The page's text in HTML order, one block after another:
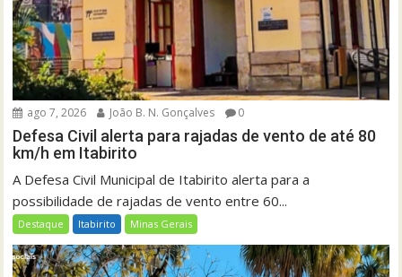
ago 7, 2026 João B. N. Gonçalves 0
Defesa Civil alerta para rajadas de vento de até 80
km/h em Itabirito
A Defesa Civil Municipal de Itabirito alerta para a
possibilidade de rajadas de vento entre 60...
Destaque Itabirito Minas Gerais